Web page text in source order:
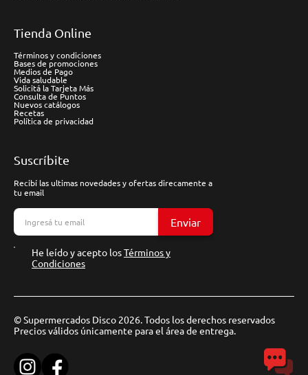
Tienda Online
Términos y condiciones
Bases de promociones
Medios de Pago
Vida saludable
Solicitá la Tarjeta Más
Consulta de Puntos
Nuevos catálogos
Recetas
Política de privacidad
Suscríbite
Recibí las ultimas novedades y ofertas direcamente a
tu email
Enviar
He leído y acepto losTérminos y
Condiciones
© Supermercados Disco 2026. Todos los derechos reservados
Precios válidos únicamente para el área de entrega.